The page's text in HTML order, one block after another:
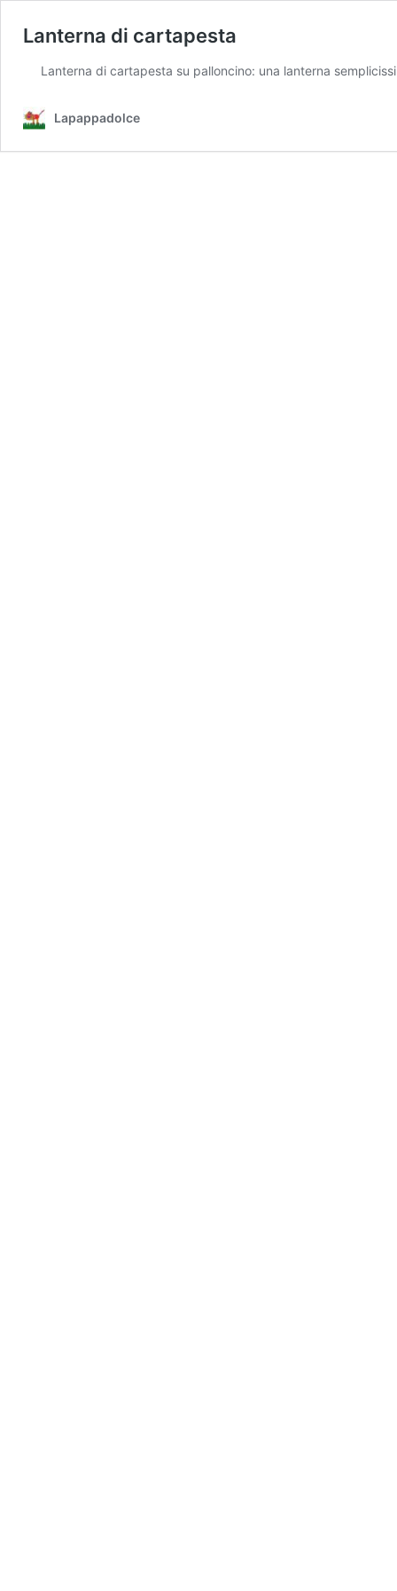
Lanterna di cartapesta
Lanterna di cartapesta su palloncino: una lanterna
Lapappadolce